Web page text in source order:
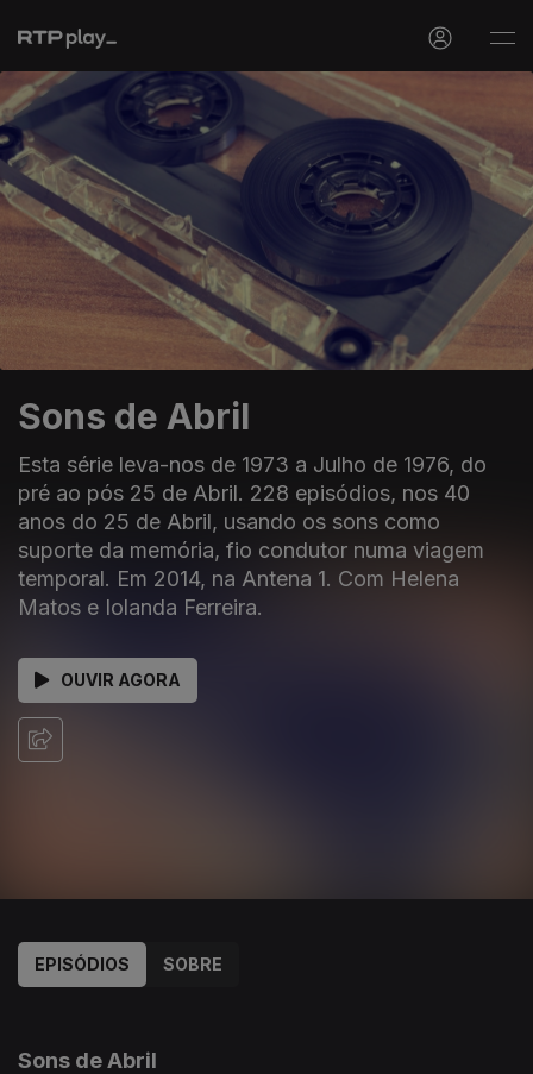
Sons de Abril
Esta série leva-nos de 1973 a Julho de 1976, do
pré ao pós 25 de Abril. 228 episódios, nos 40
anos do 25 de Abril, usando os sons como
suporte da memória, fio condutor numa viagem
temporal. Em 2014, na Antena 1. Com Helena
Matos e Iolanda Ferreira.
OUVIR AGORA
EPISÓDIOS SOBRE
Sons de Abril